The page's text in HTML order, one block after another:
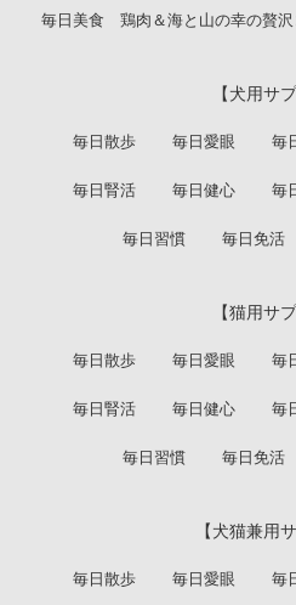
毎日美食 鶏肉＆海と山の幸の贅沢
【犬用サ
毎日散歩 毎日愛眼 毎
毎日腎活 毎日健心 毎
毎日習慣 毎日免活
【猫用サ
毎日散歩 毎日愛眼 毎
毎日腎活 毎日健心 毎
毎日習慣 毎日免活
【犬猫兼用
毎日散歩 毎日愛眼 毎